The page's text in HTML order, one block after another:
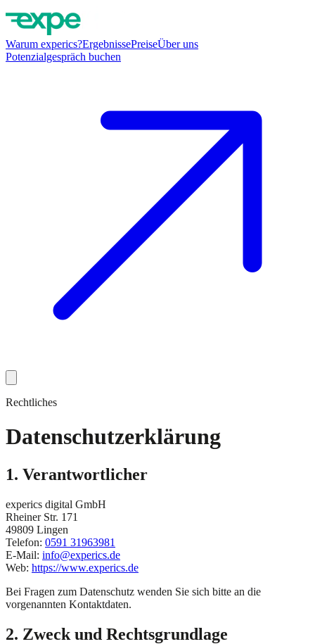
Warum experics?ErgebnissePreiseÜber uns
Potenzialgespräch buchen
Rechtliches
Datenschutzerklärung
1. Verantwortlicher
experics digital GmbH
Rheiner Str. 171
49809 Lingen
Telefon: 0591 31963981
E-Mail: info@experics.de
Web: https://www.experics.de
Bei Fragen zum Datenschutz wenden Sie sich bitte an die
vorgenannten Kontaktdaten.
2. Zweck und Rechtsgrundlage